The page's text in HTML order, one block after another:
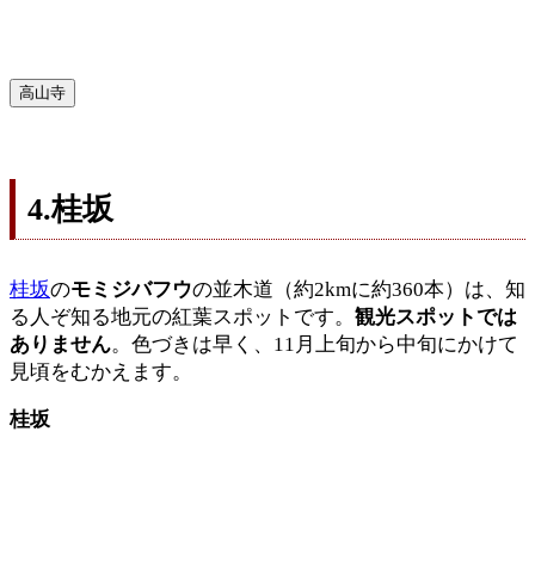
高山寺
4.桂坂
桂坂のモミジバフウの並木道（約2kmに約360本）は、知
る人ぞ知る地元の紅葉スポットです。 観光スポットでは
ありません。色づきは早く、11月上旬から中旬にかけて
見頃をむかえます。
桂坂